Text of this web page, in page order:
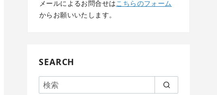
メールによるお問合せはこちらのフォーム
からお願いいたします。
SEARCH